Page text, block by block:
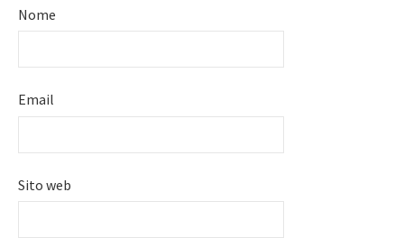
Nome
Email
Sito web